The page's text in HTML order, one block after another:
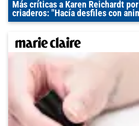
Más críticas a Karen Reichardt
criaderos: "Hacía desfiles con